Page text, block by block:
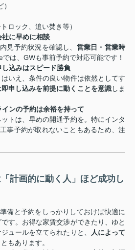
ロック、追い焚き等）
に早めに相談
見予約状況を確認し、 営業日・営業時
では、GWも事前予約で対応可能です！
込みはスピード勝負
いえ、条件の良い物件は依然としてす
即申し込みを前提に動くことを意識しま
ンの予約は余裕を持って
トは、早めの開通予約を。特にインタ
事予約が取れないこともあるため、注
計画的に動く人」ほど成功し
備と予約をしっかりしておけば快適に
す。お得な家賃交渉ができたり、ゆと
ュールを立てられたりと、
人によって
もあります。